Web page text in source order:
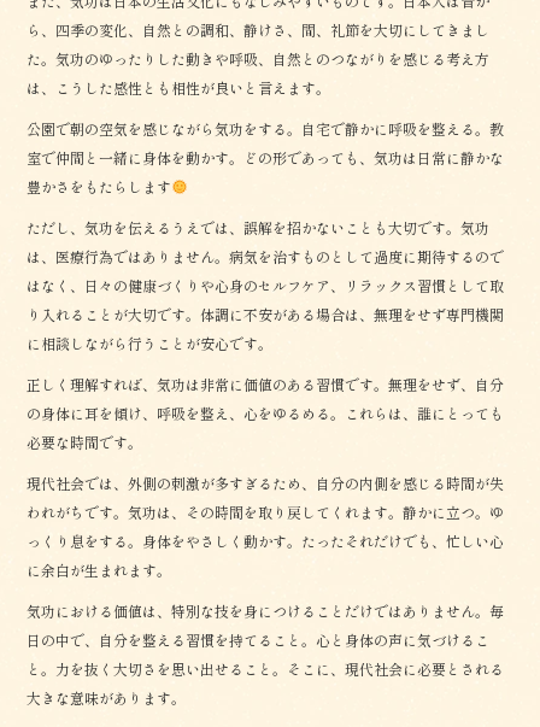
ら、四季の変化、自然との調和、静けさ、間、礼節を大切にしてきまし
た。気功のゆったりした動きや呼吸、自然とのつながりを感じる考え方
は、こうした感性とも相性が良いと言えます。
公園で朝の空気を感じながら気功をする。自宅で静かに呼吸を整える。教
室で仲間と一緒に身体を動かす。どの形であっても、気功は日常に静かな
豊かさをもたらします
ただし、気功を伝えるうえでは、誤解を招かないことも大切です。気功
は、医療行為ではありません。病気を治すものとして過度に期待するので
はなく、日々の健康づくりや心身のセルフケア、リラックス習慣として取
り入れることが大切です。体調に不安がある場合は、無理をせず専門機関
に相談しながら行うことが安心です。
正しく理解すれば、気功は非常に価値のある習慣です。無理をせず、自分
の身体に耳を傾け、呼吸を整え、心をゆるめる。これらは、誰にとっても
必要な時間です。
現代社会では、外側の刺激が多すぎるため、自分の内側を感じる時間が失
われがちです。気功は、その時間を取り戻してくれます。静かに立つ。ゆ
っくり息をする。身体をやさしく動かす。たったそれだけでも、忙しい心
に余白が生まれます。
気功における価値は、特別な技を身につけることだけではありません。毎
日の中で、自分を整える習慣を持てること。心と身体の声に気づけるこ
と。力を抜く大切さを思い出せること。そこに、現代社会に必要とされる
大きな意味があります。